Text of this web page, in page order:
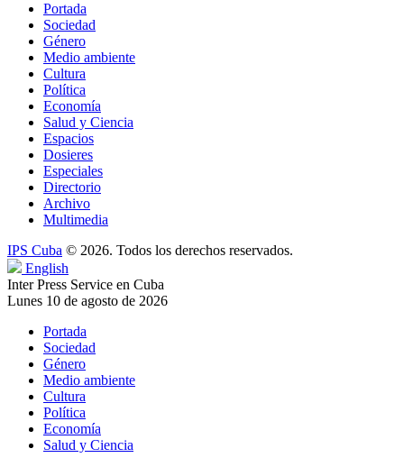
Portada
Sociedad
Género
Medio ambiente
Cultura
Política
Economía
Salud y Ciencia
Espacios
Dosieres
Especiales
Directorio
Archivo
Multimedia
IPS Cuba © 2026. Todos los derechos reservados.
English
Inter Press Service en Cuba
Lunes 10 de agosto de 2026
Portada
Sociedad
Género
Medio ambiente
Cultura
Política
Economía
Salud y Ciencia